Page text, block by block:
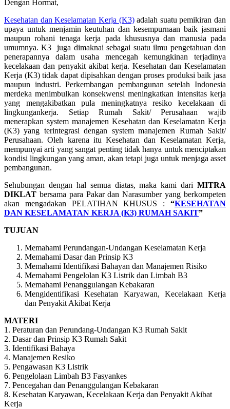
Dengan Hormat,
Kesehatan dan Keselamatan Kerja (K3)adalah suatu pemikiran dan
upaya untuk menjamin keutuhan dan kesempurnaan baik jasmani
maupun rohani tenaga kerja pada khususnya dan manusia pada
umumnya. K3 juga dimaknai sebagai suatu ilmu pengetahuan dan
penerapannya dalam usaha mencegah kemungkinan terjadinya
kecelakaan dan penyakit akibat kerja. Kesehatan dan Keselamatan
Kerja (K3) tidak dapat dipisahkan dengan proses produksi baik jasa
maupun industri. Perkembangan pembangunan setelah Indonesia
merdeka menimbulkan konsekwensi meningkatkan intensitas kerja
yang mengakibatkan pula meningkatnya resiko kecelakaan di
lingkungankerja. Setiap Rumah Sakit/ Perusahaan wajib
menerapkan system manajemen Kesehatan dan Keselamatan Kerja
(K3) yang terintegrasi dengan system manajemen Rumah Sakit/
Perusahaan. Oleh karena itu Kesehatan dan Keselamatan Kerja,
mempunyai arti yang sangat penting tidak hanya untuk menciptakan
kondisi lingkungan yang aman, akan tetapi juga untuk menjaga asset
pembangunan.
Sehubungan dengan hal semua diatas, maka kami dari MITRA
DIKLAT bersama para Pakar dan Narasumber yang berkompeten
akan mengadakan PELATIHAN KHUSUS : “KESEHATAN
DAN KESELAMATAN KERJA (K3) RUMAH SAKIT”
TUJUAN
Memahami Perundangan-Undangan Keselamatan Kerja
Memahami Dasar dan Prinsip K3
Memahami Identifikasi Bahayan dan Manajemen Risiko
Memahami Pengelolan K3 Listrik dan Limbah B3
Memahami Penanggulangan Kebakaran
Mengidentifikasi Kesehatan Karyawan, Kecelakaan Kerja
dan Penyakit Akibat Kerja
MATERI
1. Peraturan dan Perundang-Undangan K3 Rumah Sakit
2. Dasar dan Prinsip K3 Rumah Sakit
3. Identifikasi Bahaya
4. Manajemen Resiko
5. Pengawasan K3 Listrik
6. Pengelolaan Limbah B3 Fasyankes
7. Pencegahan dan Penanggulangan Kebakaran
8. Kesehatan Karyawan, Kecelakaan Kerja dan Penyakit Akibat
Kerja